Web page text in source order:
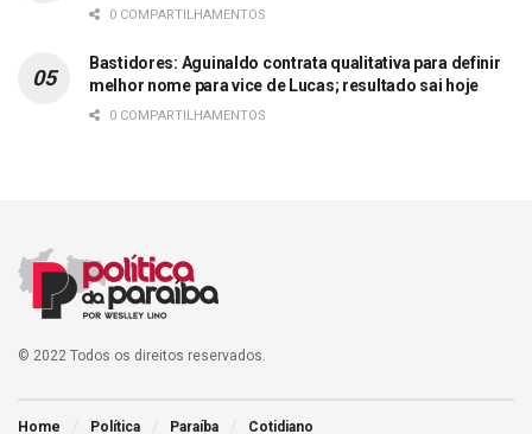
0 COMPARTILHAMENTOS
Bastidores: Aguinaldo contrata qualitativa para definir
melhor nome para vice de Lucas; resultado sai hoje
0 COMPARTILHAMENTOS
© 2022 Todos os direitos reservados.
Home Política Paraíba Cotidiano